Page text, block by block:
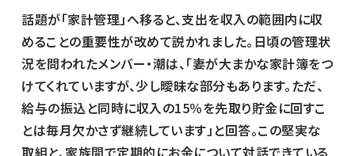
話題が「家計管理」へ移ると、支出を収入の範囲内に収
めることの重要性が改めて説かれました。日頃の管理状
況を問われたメンバー・潮は、「妻が大まかな家計簿をつ
けてくれていますが、少し曖昧な部分もあります。ただ、
給与の振込と同時に収入の15％を先取り貯金に回すこ
とは毎月欠かさず継続しています」と回答。この堅実な